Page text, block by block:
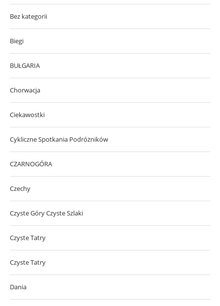
Bez kategorii
Biegi
BUŁGARIA
Chorwacja
Ciekawostki
Cykliczne Spotkania Podróżników
CZARNOGÓRA
Czechy
Czyste Góry Czyste Szlaki
Czyste Tatry
Czyste Tatry
Dania